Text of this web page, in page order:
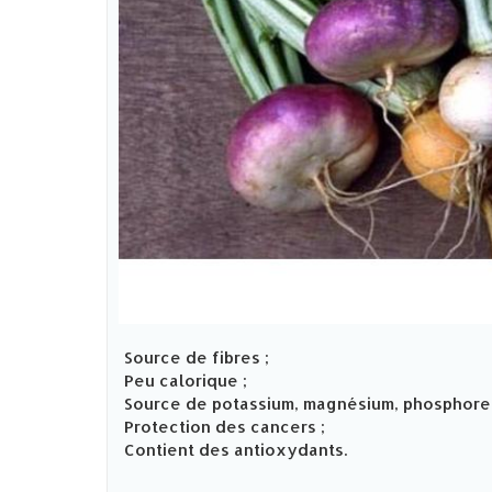
Source de fibres ;
Peu calorique ;
Source de potassium, magnésium,
Protection des cancers ;
Contient des antioxydants.